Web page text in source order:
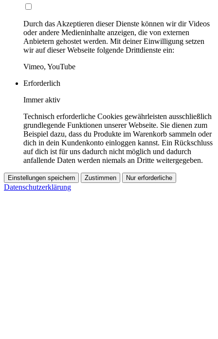
Durch das Akzeptieren dieser Dienste können wir dir Videos
oder andere Medieninhalte anzeigen, die von externen
Anbietern gehostet werden. Mit deiner Einwilligung setzen
wir auf dieser Webseite folgende Drittdienste ein:
Vimeo, YouTube
Erforderlich
Immer aktiv
Technisch erforderliche Cookies gewährleisten ausschließlich
grundlegende Funktionen unserer Webseite. Sie dienen zum
Beispiel dazu, dass du Produkte im Warenkorb sammeln oder
dich in dein Kundenkonto einloggen kannst. Ein Rückschluss
auf dich ist für uns dadurch nicht möglich und dadurch
anfallende Daten werden niemals an Dritte weitergegeben.
Einstellungen speichern Zustimmen Nur erforderliche
Datenschutzerklärung